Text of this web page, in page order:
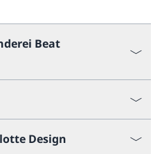
Beat
Design